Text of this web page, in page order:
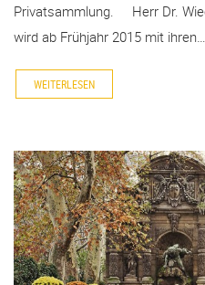
Privatsammlung. Herr Dr.
wird ab Frühjahr 2015 mit ihren…
WEITERLESEN